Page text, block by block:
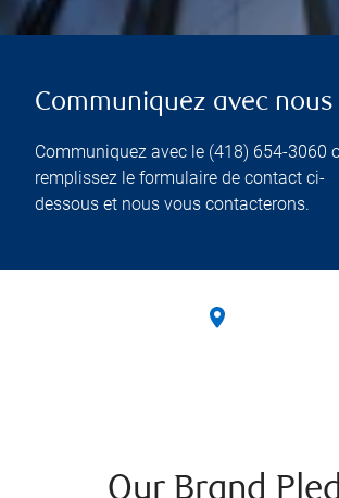
Communiquez avec nous
Communiquez avec le (418) 654-3060
remplissez le formulaire de contact ci-
dessous et nous vous contacterons.